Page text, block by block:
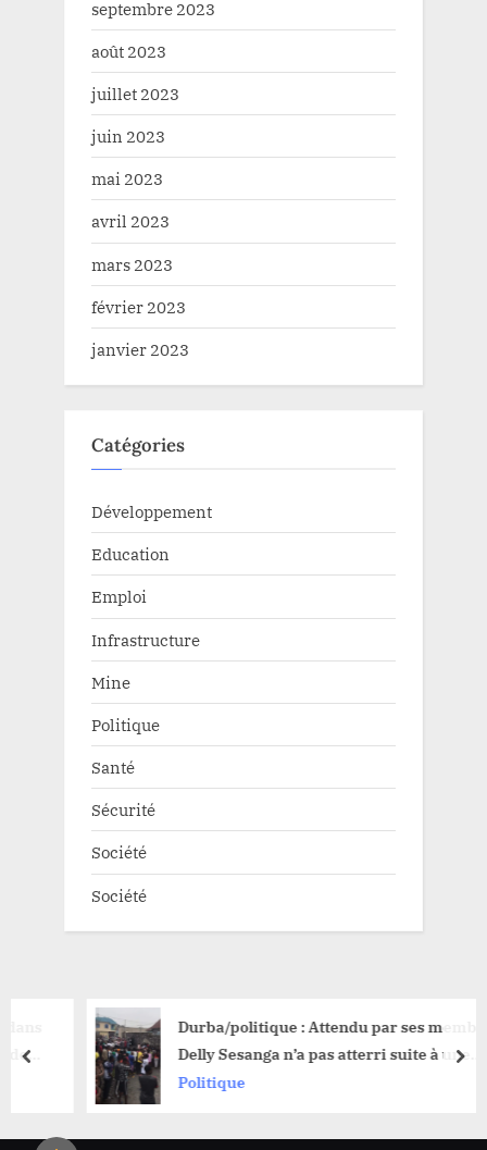
septembre 2023
août 2023
juillet 2023
juin 2023
mai 2023
avril 2023
mars 2023
février 2023
janvier 2023
Catégories
Développement
Education
Emploi
Infrastructure
Mine
Politique
Santé
Sécurité
Société
Société
Durba/politique : Attendu par ses membres,
Delly Sesanga n’a pas atterri suite à une
désorganisation locale
Politique
prev